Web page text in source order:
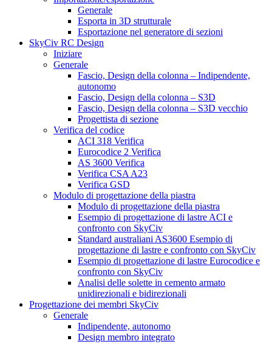
Generale
Esporta in 3D strutturale
Esportazione nel generatore di sezioni
SkyCiv RC Design
Iniziare
Generale
Fascio, Design della colonna – Indipendente,
autonomo
Fascio, Design della colonna – S3D
Fascio, Design della colonna – S3D vecchio
Progettista di sezione
Verifica del codice
ACI 318 Verifica
Eurocodice 2 Verifica
AS 3600 Verifica
Verifica CSA A23
Verifica GSD
Modulo di progettazione della piastra
Modulo di progettazione della piastra
Esempio di progettazione di lastre ACI e
confronto con SkyCiv
Standard australiani AS3600 Esempio di
progettazione di lastre e confronto con SkyCiv
Esempio di progettazione di lastre Eurocodice e
confronto con SkyCiv
Analisi delle solette in cemento armato
unidirezionali e bidirezionali
Progettazione dei membri SkyCiv
Generale
Indipendente, autonomo
Design membro integrato